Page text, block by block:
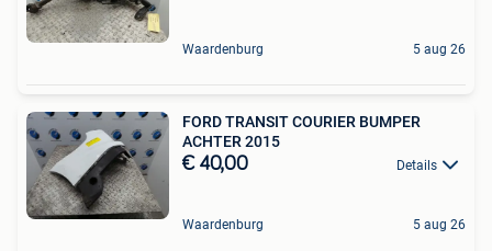
Waardenburg 5 aug 26
FORD TRANSIT COURIER BUMPER
ACHTER 2015
€ 40,00 Details
Waardenburg 5 aug 26